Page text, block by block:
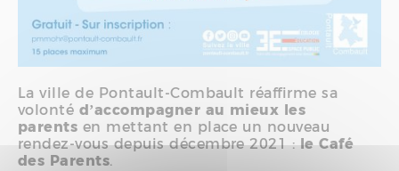
La ville de Pontault-Combault réaffirme sa
volonté d’accompagner au mieux les
parents en mettant en place un nouveau
rendez-vous depuis décembre 2021 :le Café
des Parents.